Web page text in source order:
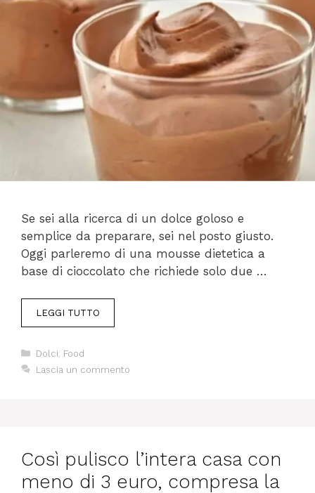
Se sei alla ricerca di un dolce goloso e
semplice da preparare, sei nel posto giusto.
Oggi parleremo di una mousse dietetica a
base di cioccolato che richiede solo due …
LEGGI TUTTO
Categorie
Dolci Food
Lascia un commento
Così pulisco l’intera casa con
meno di 3 euro, compresa la